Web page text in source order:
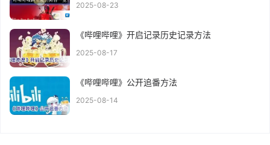
2025-08-23
《哔哩哔哩》开启记录历史记录方法
2025-08-17
《哔哩哔哩》公开追番方法
2025-08-14